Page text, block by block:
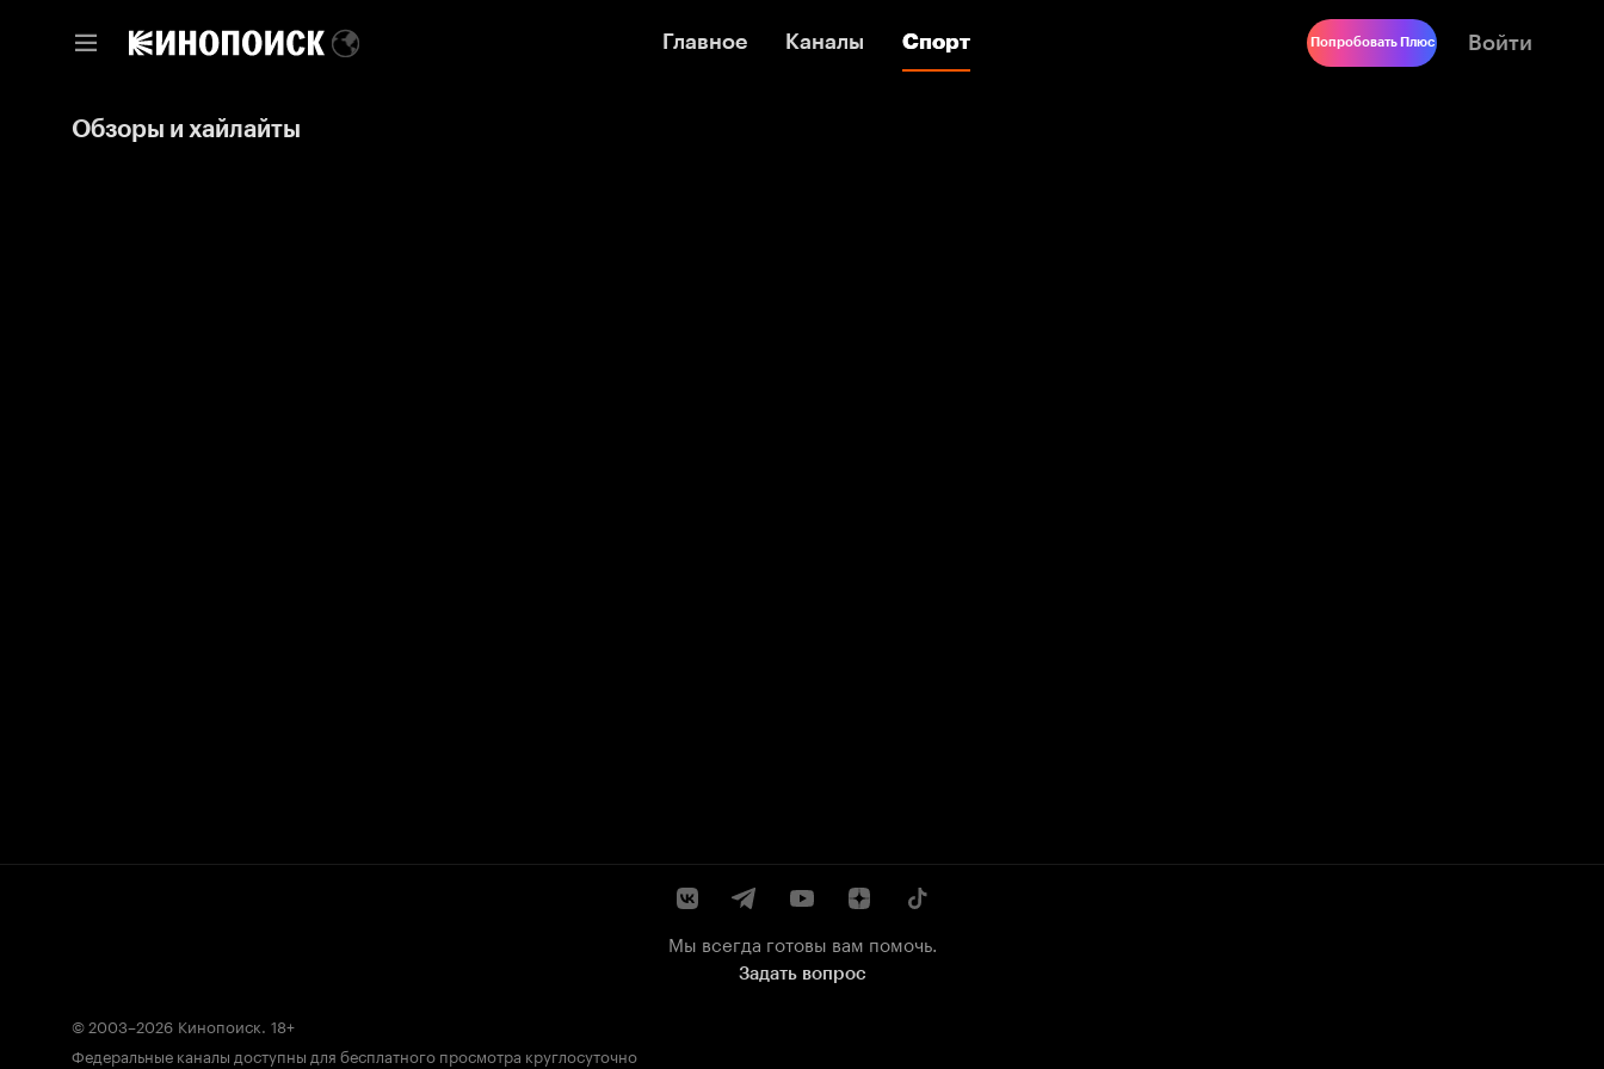
Главное Каналы Спорт
Главное Каналы Спорт Попробовать Плюс Войти
Обзоры и хайлайты
Мы всегда готовы вам помочь.
Задать вопрос
© 2003–2026 Кинопоиск. 18+
Федеральные каналы доступны для бесплатного просмотра круглосуточно